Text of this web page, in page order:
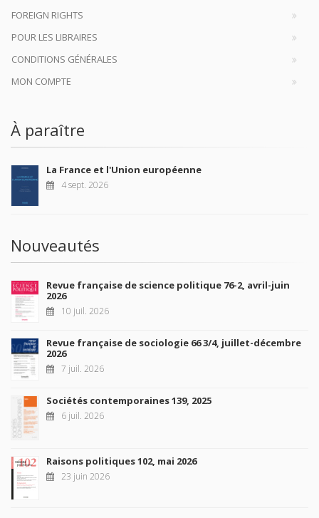
FOREIGN RIGHTS
POUR LES LIBRAIRES
CONDITIONS GÉNÉRALES
MON COMPTE
À paraître
La France et l'Union européenne
4 sept. 2026
Nouveautés
Revue française de science politique 76-2, avril-juin
2026
10 juil. 2026
Revue française de sociologie 66 3/4, juillet-décembre
2026
7 juil. 2026
Sociétés contemporaines 139, 2025
6 juil. 2026
Raisons politiques 102, mai 2026
23 juin 2026